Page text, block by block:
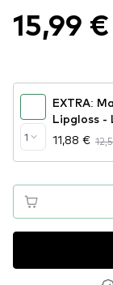
15,99 €
1
EXTRA:
Lipgloss -
002
11,88 €